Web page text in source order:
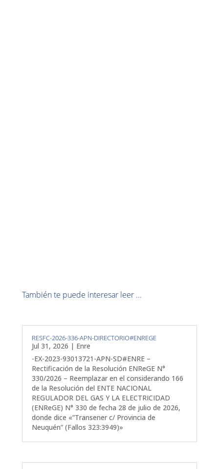
También te puede interesar leer ...
RESFC-2026-336-APN-DIRECTORIO#ENREGE
Jul 31, 2026 | Enre
-EX-2023-93013721-APN-SD#ENRE –
Rectificación de la Resolución ENReGE N°
330/2026 – Reemplazar en el considerando 166
de la Resolución del ENTE NACIONAL
REGULADOR DEL GAS Y LA ELECTRICIDAD
(ENReGE) N° 330 de fecha 28 de julio de 2026,
donde dice «”Transener c/ Provincia de
Neuquén” (Fallos 323:3949)»